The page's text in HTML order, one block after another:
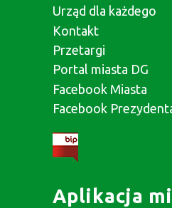
Urząd dla każdego
Kontakt
Przetargi
Portal miasta DG
Facebook Miasta
Facebook
Aplikacja